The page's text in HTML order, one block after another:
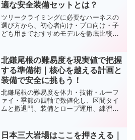
適な安全装備セットとは？
ツリークライミングに必要なハーネスの
選び方から、初心者向け・プロ向け・子
ども用までおすすめモデルを徹底比較。
見つかります。
北鎌尾根の難易度を現実値で把握
する準備術｜核心を越える計画と
装備で安全に挑もう！
北鎌尾根の難易度を体力・技術・ルーフ
ァイ・季節の四軸で数値化し、区間タイ
ムと撤退門、装備とロープ運用、練習計
日本三大岩場はここを押さえる｜